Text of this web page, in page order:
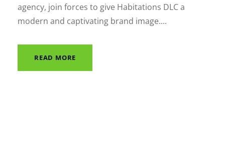
agency, join forces to give Habitations DLC a
modern and captivating brand image....
READ MORE